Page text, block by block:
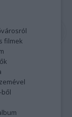
filmek
ből